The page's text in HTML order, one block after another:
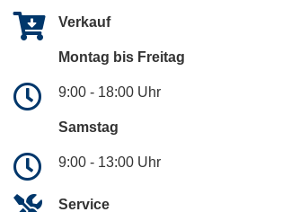
Verkauf
Montag bis Freitag
9:00 - 18:00 Uhr
Samstag
9:00 - 13:00 Uhr
Service